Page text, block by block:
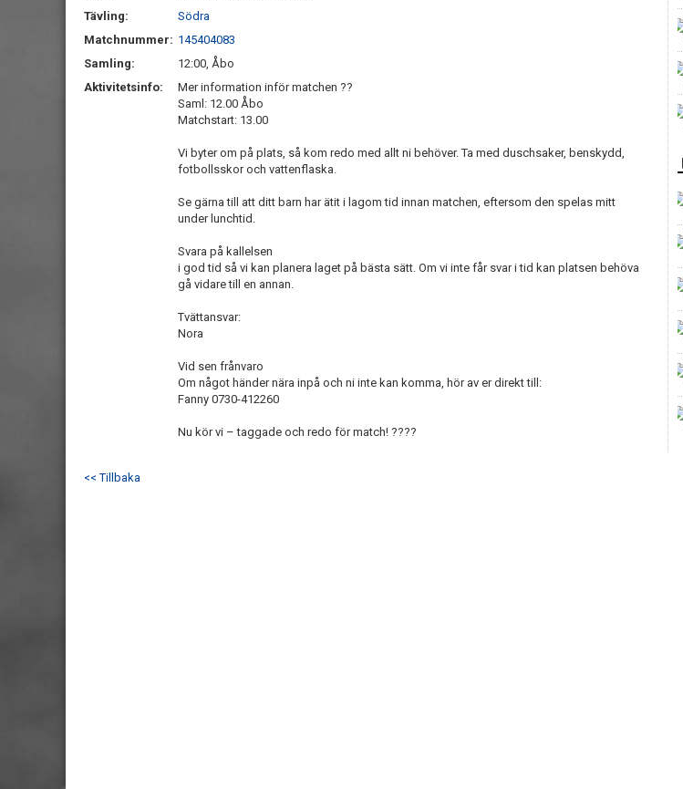
Tävling:
Södra
Matchnummer: 145404083
Samling:
12:00, Åbo
Aktivitetsinfo:
Mer information inför matchen ??
Saml: 12.00 Åbo
Matchstart: 13.00
Vi byter om på plats, så kom redo med allt ni behöver. Ta med duschsaker, benskydd,
fotbollsskor och vattenflaska.
Se gärna till att ditt barn har ätit i lagom tid innan matchen, eftersom den spelas mitt
under lunchtid.
Svara på kallelsen
i god tid så vi kan planera laget på bästa sätt. Om vi inte får svar i tid kan platsen behöva
gå vidare till en annan.
Tvättansvar:
Nora
Vid sen frånvaro
Om något händer nära inpå och ni inte kan komma, hör av er direkt till:
Fanny 0730-412260
Nu kör vi – taggade och redo för match! ????
<< Tillbaka